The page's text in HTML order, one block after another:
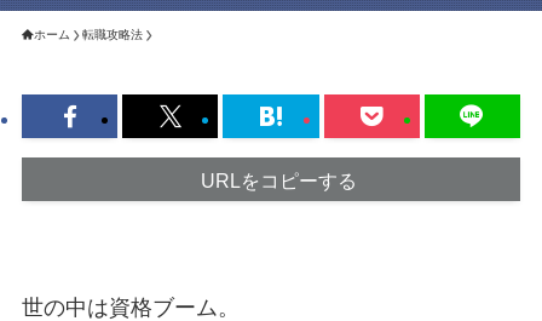
ホーム 転職攻略法
URLをコピーする
世の中は資格ブーム。